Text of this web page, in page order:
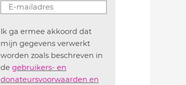
Ik ga ermee akkoord dat
mijn gegevens verwerkt
worden zoals beschreven in
de gebruikers- en
donateursvoorwaarden en